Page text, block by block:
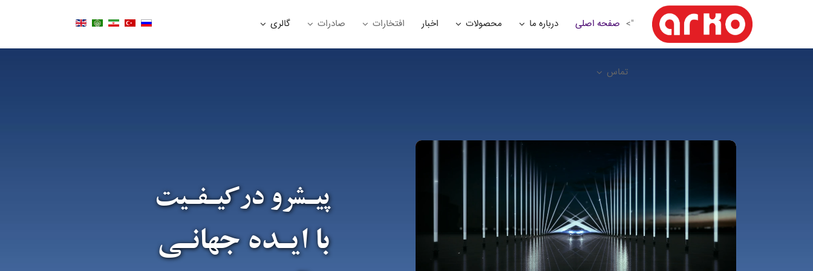
"> صفحه اصلی درباره ما محصولات اخبار افتخارات صادرات گالری
تماس
پیـشرو درکیـفـیت
با ایـده جهانـی